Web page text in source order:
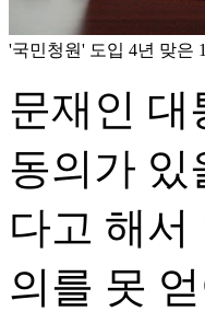
'국민청원' 도입 4년 맞은
문재인 대
동의가 있
다고 해서
의를 못